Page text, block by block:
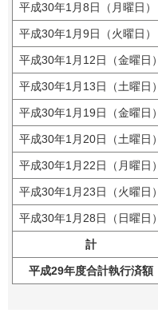
平成30年1月8日（月曜日）
平成30年1月9日（火曜日）
平成30年1月12日（金曜日）
平成30年1月13日（土曜日）
平成30年1月19日（金曜日）
平成30年1月20日（土曜日）
平成30年1月22日（月曜日）
平成30年1月23日（火曜日）
平成30年1月28日（日曜日）
計
平成29年度合計執行済額